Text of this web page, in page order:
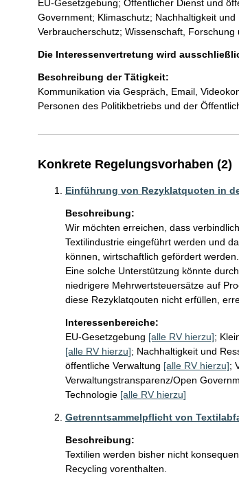
EU-Gesetzgebung; Öffentlicher Dienst und
Government; Klimaschutz; Nachhaltigkeit
Verbraucherschutz; Wissenschaft, Forschung
Die Interessenvertretung wird
Beschreibung der Tätigkeit:
Kommunikation via Gespräch, Email,
Personen des Politikbetriebs und der
Konkrete Regelungsvorhaben (2)
Einführung von Rezyklatquoten in
Beschreibung:
Wir möchten erreichen, dass
Textilindustrie eingeführt werden und
können, wirtschaftlich gefördert werden.
Eine solche Unterstützung könnte
niedrigere Mehrwertsteuersätze auf
diese Rezyklatqouten nicht erfüllen,
Interessenbereiche:
EU-Gesetzgebung [alle RV hierzu];
[alle RV hierzu]; Nachhaltigkeit und
öffentliche Verwaltung [alle RV hierzu];
Verwaltungstransparenz/Open
Technologie [alle RV hierzu]
Getrenntsammelpflicht von
Beschreibung:
Textilien werden bisher nicht
Recycling vorenthalten.